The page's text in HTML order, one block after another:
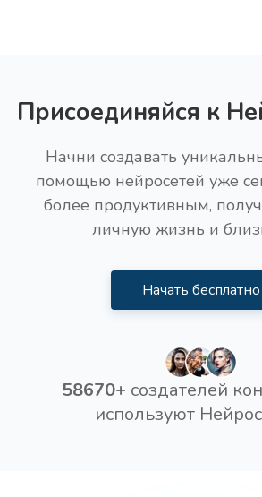
Присоединяйся к
Начни создавать
помощью нейросетей уже
более продуктивным,
личную жизнь и
Начать бесплатно
58670+ создателей
используют